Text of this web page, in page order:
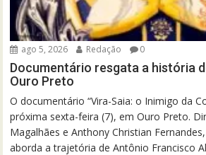
ago 5, 2026 Redação 0
Documentário resgata a história
Ouro Preto
O documentário “Vira-Saia: o Inimigo da
próxima sexta-feira (7), em Ouro Preto.
Magalhães e Anthony Christian
aborda a trajetória de Antônio Francisco